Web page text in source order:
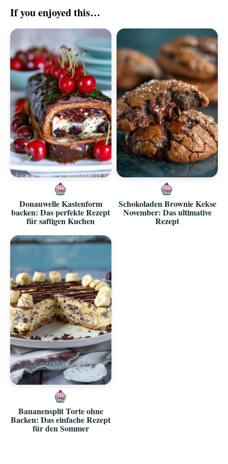
If you enjoyed this…
Donauwelle Kastenform
backen: Das perfekte Rezept
für saftigen Kuchen
Schokoladen Brownie Kekse
November: Das ultimative
Rezept
Bananensplit Torte ohne
Backen: Das einfache Rezept
für den Sommer